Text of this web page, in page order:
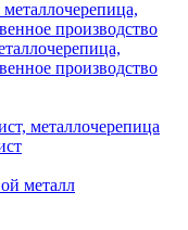
производство
металлочерепица
металл